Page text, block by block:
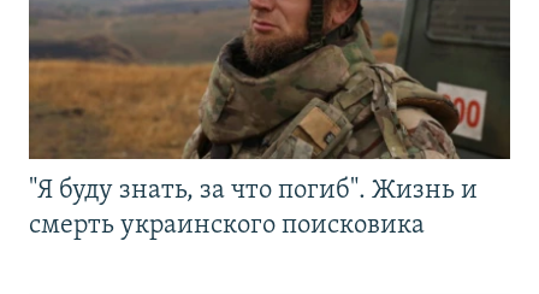
"Я буду знать, за что погиб". Жизнь и
смерть украинского поисковика